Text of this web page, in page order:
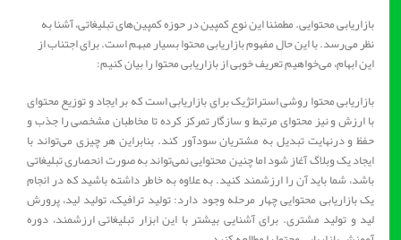
بازاریابی محتوایی. مطمئنا این نوع کمپین در حوزه کمپین‌های تبلیغاتی، آشنا به
نظر می‌رسد. با این حال مفهوم بازاریابی محتوا بسیار مبهم است. برای اجتناب از
این ابهام، می‌خواهیم تعریف خوبی از بازاریابی محتوا را بیان کنیم:
بازاریابی محتوا روشی استراتژیک برای بازاریابی است که بر ایجاد و توزیع محتوای
با ارزش و نیز محتوای مرتبط و سازگار تمرکز کرده تا مخاطبان مشخصی را جذب و
حفظ و درنهایت تبدیل به مشتریان سودآور کند. بنابراین هر چیزی می‌تواند با
ایجاد یک وبلاگ آغاز شود اما چنین محتوایی نمی‌تواند به صورت انحصاری تبلیغاتی
باشد، شما باید آن را ارزشمند کنید. به علاوه به خاطر داشته باشید که در انجام
یک بازاریابی محتوایی چهار مرحله وجود دارد: تولید ترافیک، تولید لید، پرورش
لید و تولید مشتری. برای آشنایی بیشتر با این ابزار تبلیغاتی ارزشمند، دوره